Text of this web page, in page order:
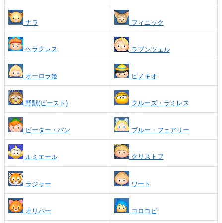
ナラ フィニック
ヘラクレス ラプンツェル
オーロラ姫 ピノキオ
野獣(ビースト) クルーズ・ラミレス
ピーター・パン ブルー・フェアリー
ルミエール クリストフ
ラジャー ワート
オリバー ヨロコビ